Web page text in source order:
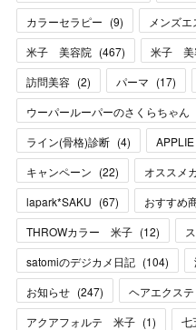
カラーセラピー (9) メンズ
米子 美容院 (467) 米子 美
訪問美容 (2) パーマ (17)
ウーパールーパーのさくらちゃん
ライン(骨格)診断 (4)
キャンペーン (22) オススメ
lapark*SAKU (67) おすすめ
THROWカラー 米子 (12)
satomiのデジカメ日記 (104)
お知らせ (247) ヘアエクステ
アクアフォルテ 米子 (1)